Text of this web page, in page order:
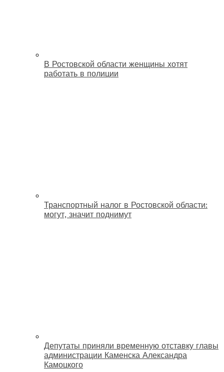
В Ростовской области женщины хотят
работать в полиции
Транспортный налог в Ростовской области:
могут, значит поднимут
Депутаты приняли временную отставку главы
администрации Каменска Александра
Камоцкого